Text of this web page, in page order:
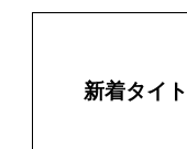
新着タイ